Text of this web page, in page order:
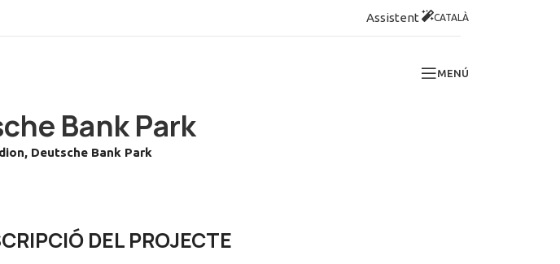
Assistent CATALÀ
MENÚ
Bank Park
Deutsche Bank Park
DEL PROJECTE